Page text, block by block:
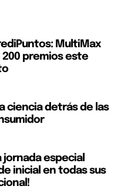
MultiMax
premios este
ciencia detrás de las
jornada especial
inicial en todas sus